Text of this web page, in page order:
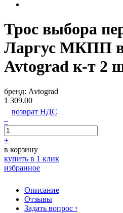
Трос выбора
Ларгус МКПП в
Avtograd к-т 2
бренд: Avtograd
1 309.00
возврат НДС
–
+
в корзину
купить в 1 клик
избранное
Описание
Отзывы
Задать вопрос ?